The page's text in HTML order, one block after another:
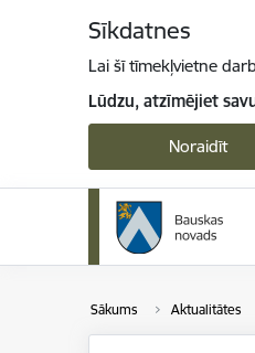
Sīkdatnes
Lai šī tīmekļvietne
Lūdzu, atzīmējiet
Noraidīt
Sākums Aktualitātes